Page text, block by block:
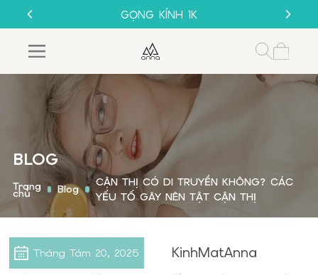
GỌNG KÍNH 1K
MUA 1 TẶNG 1
SALE 50%
THU CŨ ĐỔI MỚI
GỌNG KÍNH 1K
BLOG
Trang
chủ Blog
CẬN THỊ CÓ DI TRUYỀN KHÔNG? CÁC
YẾU TỐ GÂY NÊN TẬT CẬN THỊ
Tháng Tám 20, 2025 KinhMatAnna